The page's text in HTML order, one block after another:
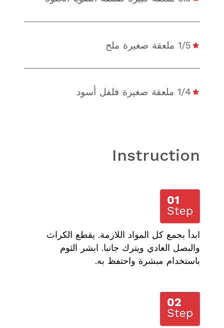
1/5 ملعقة صغيرة ملح
1/4 ملعقة صغيرة فلفل أسود
Instruction
ابدأ بجمع كل المواد اللازمة. يقطع الكراث
والبصل العادي ويترك جانبا. ابشر الثوم
باستخدام مبشرة واحتفظ به.